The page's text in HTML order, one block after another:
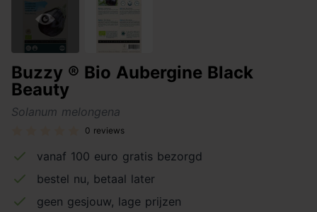
Buzzy ® Bio Aubergine Black
Beauty
Solanum melongena
0 reviews
vanaf 100 euro gratis bezorgd
bestel nu, betaal later
geen gesjouw, lage prijzen